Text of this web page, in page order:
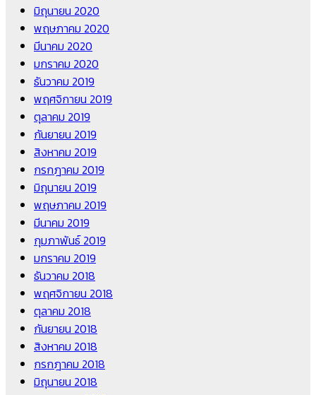
มิถุนายน 2020
พฤษภาคม 2020
มีนาคม 2020
มกราคม 2020
ธันวาคม 2019
พฤศจิกายน 2019
ตุลาคม 2019
กันยายน 2019
สิงหาคม 2019
กรกฎาคม 2019
มิถุนายน 2019
พฤษภาคม 2019
มีนาคม 2019
กุมภาพันธ์ 2019
มกราคม 2019
ธันวาคม 2018
พฤศจิกายน 2018
ตุลาคม 2018
กันยายน 2018
สิงหาคม 2018
กรกฎาคม 2018
มิถุนายน 2018